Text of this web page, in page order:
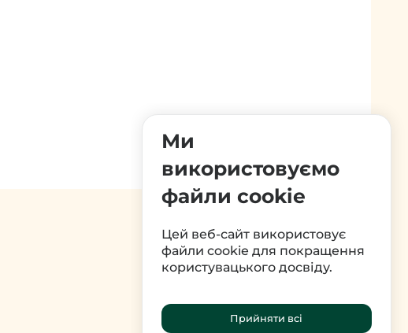
Ми
використовуємо
файли cookie
Цей веб-сайт використовує
файли cookie для покращення
користувацького досвіду.
Прийняти всі